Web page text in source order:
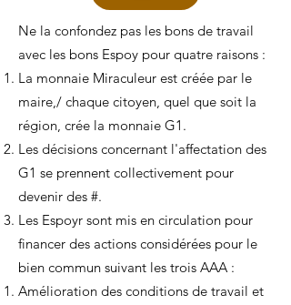
Ne la confondez pas les bons de travail
avec les bons Espoy pour quatre raisons :
La monnaie Miraculeur est créée par le
maire,/ chaque citoyen, quel que soit la
région, crée la monnaie G1.
Les décisions concernant l'affectation des
G1 se prennent collectivement pour
devenir des #.
Les Espoyr sont mis en circulation pour
financer des actions considérées pour le
bien commun suivant les trois AAA :
Amélioration des conditions de travail et